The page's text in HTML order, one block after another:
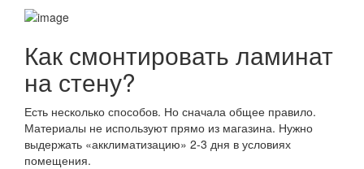
Как смонтировать ламинат
на стену?
Есть несколько способов. Но сначала общее правило.
Материалы не используют прямо из магазина. Нужно
выдержать «акклиматизацию» 2-3 дня в условиях
помещения.